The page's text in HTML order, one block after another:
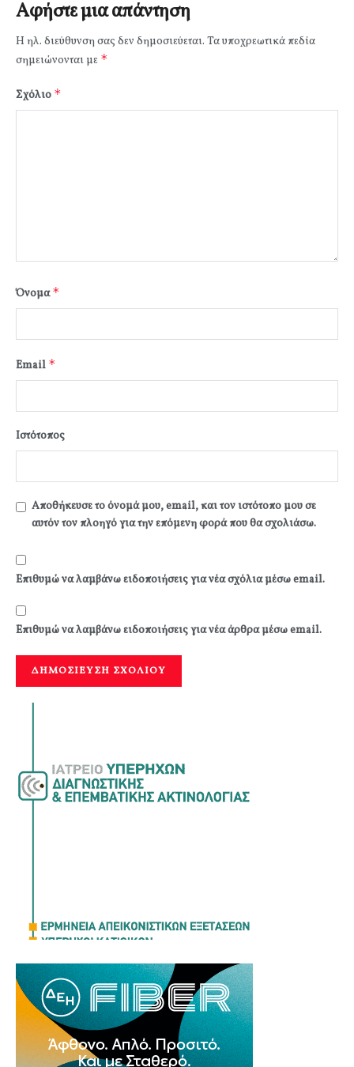
Αφήστε μια απάντηση
Η ηλ. διεύθυνση σας δεν δημοσιεύεται. Τα υποχρεωτικά πεδία
σημειώνονται με *
Σχόλιο *
Όνομα*
Email *
Ιστότοπος
Αποθήκευσε το όνομά μου, email, και τον ιστότοπο μου σε
αυτόν τον πλοηγό για την επόμενη φορά που θα σχολιάσω.
Επιθυμώ να λαμβάνω ειδοποιήσεις για νέα σχόλια μέσω email.
Επιθυμώ να λαμβάνω ειδοποιήσεις για νέα άρθρα μέσω email.